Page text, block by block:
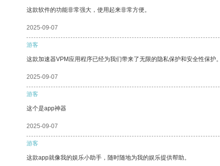
这款软件的功能非常强大，使用起来非常方便。
2025-09-07
游客
这款加速器VPM应用程序已经为我们带来了无限的隐私保护和安全性保护
2025-09-07
游客
这个是app神器
2025-09-07
游客
这款app就像我的娱乐小助手，随时随地为我的娱乐提供帮助。